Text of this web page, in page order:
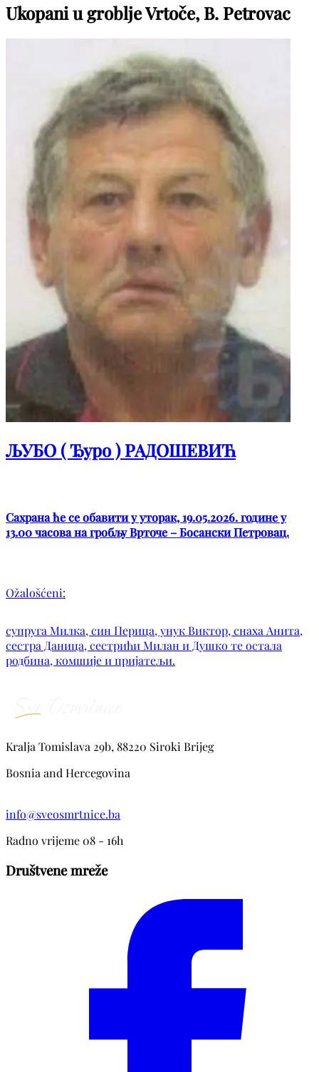
Ukopani u groblje Vrtoče, B. Petrovac
ЉУБО ( Ђуро ) РАДОШЕВИЋ
Сахрана ће се обавити у уторак, 19.05.2026. године у
13.00 часова на гробљу Врточе – Босански Петровац.
Ožalošćeni:
супруга Милка, син Перица, унук Виктор, снаха Анита,
сестра Даница, сестрићи Милан и Душко те остала
родбина, комшије и пријатељи.
Kralja Tomislava 29b, 88220 Siroki Brijeg
Bosnia and Hercegovina
info@sveosmrtnice.ba
Radno vrijeme 08 - 16h
Društvene mreže